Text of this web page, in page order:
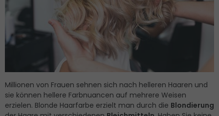
Millionen von Frauen sehnen sich nach helleren Haaren und
sie können hellere Farbnuancen auf mehrere Weisen
erzielen. Blonde Haarfarbe erzielt man durch die Blondierung